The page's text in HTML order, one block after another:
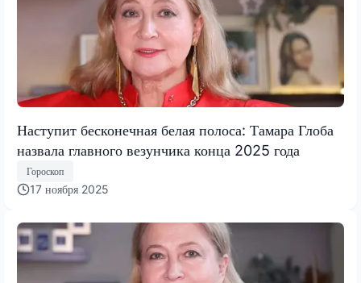
Наступит бесконечная белая полоса: Тамара Глоба
назвала главного везунчика конца 2025 года
Гороскоп
17 ноября 2025